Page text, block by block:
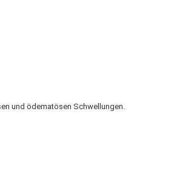
und ödematösen Schwellungen.